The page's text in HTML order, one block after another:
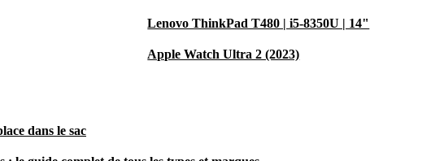
Lenovo ThinkPad T480 | i5-8350U | 14"
Apple Watch Ultra 2 (2023)
dans le sac